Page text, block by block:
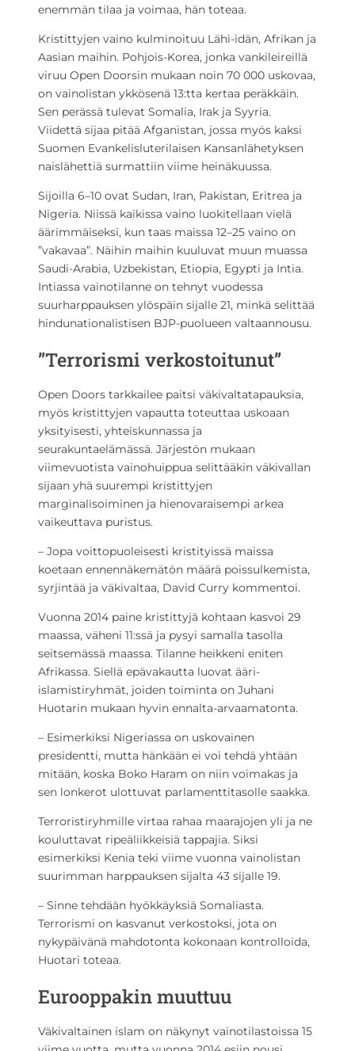
enemmän tilaa ja voimaa, hän toteaa.
Kristittyjen vaino kulminoituu Lähi-idän, Afrikan ja
Aasian maihin. Pohjois-Korea, jonka vankileireillä
viruu Open Doorsin mukaan noin 70 000 uskovaa,
on vainolistan ykkösenä 13:tta kertaa peräkkäin.
Sen perässä tulevat Somalia, Irak ja Syyria.
Viidettä sijaa pitää Afganistan, jossa myös kaksi
Suomen Evankelisluterilaisen Kansanlähetyksen
naislähettiä surmattiin viime heinäkuussa.
Sijoilla 6–10 ovat Sudan, Iran, Pakistan, Eritrea ja
Nigeria. Niissä kaikissa vaino luokitellaan vielä
äärimmäiseksi, kun taas maissa 12–25 vaino on
”vakavaa”. Näihin maihin kuuluvat muun muassa
Saudi-Arabia, Uzbekistan, Etiopia, Egypti ja Intia.
Intiassa vainotilanne on tehnyt vuodessa
suurharppauksen ylöspäin sijalle 21, minkä selittää
hindunationalistisen BJP-puolueen valtaannousu.
”Terrorismi verkostoitunut”
Open Doors tarkkailee paitsi väkivaltatapauksia,
myös kristittyjen vapautta toteuttaa uskoaan
yksityisesti, yhteiskunnassa ja
seurakuntaelämässä. Järjestön mukaan
viimevuotista vainohuippua selittääkin väkivallan
sijaan yhä suurempi kristittyjen
marginalisoiminen ja hienovaraisempi arkea
vaikeuttava puristus.
– Jopa voittopuoleisesti kristityissä maissa
koetaan ennennäkemätön määrä poissulkemista,
syrjintää ja väkivaltaa, David Curry kommentoi.
Vuonna 2014 paine kristittyjä kohtaan kasvoi 29
maassa, väheni 11:ssä ja pysyi samalla tasolla
seitsemässä maassa. Tilanne heikkeni eniten
Afrikassa. Siellä epävakautta luovat ääri-
islamistiryhmät, joiden toiminta on Juhani
Huotarin mukaan hyvin ennalta-arvaamatonta.
– Esimerkiksi Nigeriassa on uskovainen
presidentti, mutta hänkään ei voi tehdä yhtään
mitään, koska Boko Haram on niin voimakas ja
sen lonkerot ulottuvat parlamenttitasolle saakka.
Terroristiryhmille virtaa rahaa maarajojen yli ja ne
kouluttavat ripeäliikkeisiä tappajia. Siksi
esimerkiksi Kenia teki viime vuonna vainolistan
suurimman harppauksen sijalta 43 sijalle 19.
– Sinne tehdään hyökkäyksiä Somaliasta.
Terrorismi on kasvanut verkostoksi, jota on
nykypäivänä mahdotonta kokonaan kontrolloida,
Huotari toteaa.
Eurooppakin muuttuu
Väkivaltainen islam on näkynyt vainotilastoissa 15